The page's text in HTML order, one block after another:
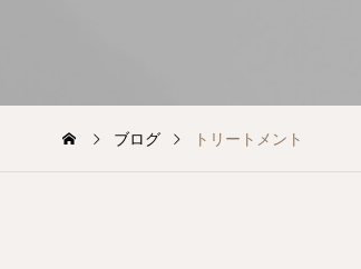
ブログ トリートメント